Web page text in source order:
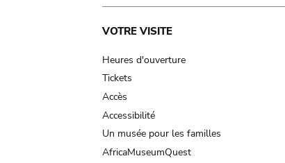
Main
navigation
VOTRE VISITE
Heures d'ouverture
Tickets
Accès
Accessibilité
Un musée pour les familles
AfricaMuseumQuest